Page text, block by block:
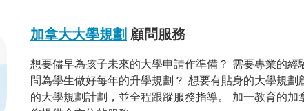
加拿大大學規劃 顧問服務
想要儘早為孩子未來的大學申請作準備？ 需要專業的經
問為學生做好每年的升學規劃？ 想要有貼身的大學規劃
的大學規劃計劃，並全程跟蹤服務指導。 加一教育的加